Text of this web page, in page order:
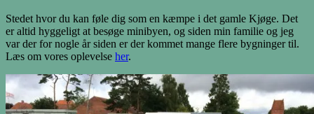
Stedet hvor du kan føle dig som en kæmpe i det gamle Kjøge. Det
er altid hyggeligt at besøge minibyen, og siden min familie og jeg
var der for nogle år siden er der kommet mange flere bygninger til.
Læs om vores oplevelse her.